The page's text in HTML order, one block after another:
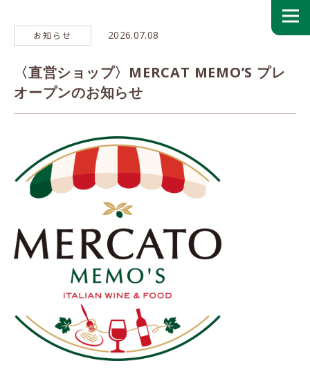
お知らせ 2026.07.08
〈直営ショップ〉MERCAT MEMO’S プレ
オープンのお知らせ